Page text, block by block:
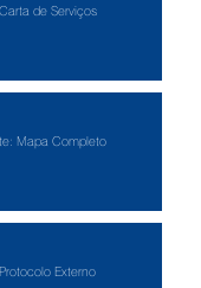
Carta de Serviços
Mapa Completo
Protocolo Externo